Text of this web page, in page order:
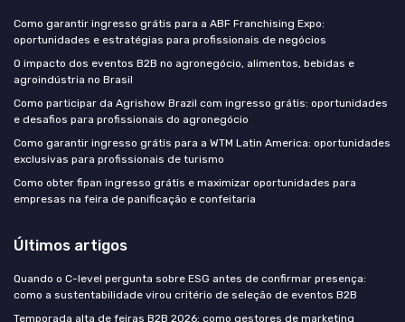
Como garantir ingresso grátis para a ABF Franchising Expo:
oportunidades e estratégias para profissionais de negócios
O impacto dos eventos B2B no agronegócio, alimentos, bebidas e
agroindústria no Brasil
Como participar da Agrishow Brazil com ingresso grátis: oportunidades
e desafios para profissionais do agronegócio
Como garantir ingresso grátis para a WTM Latin America: oportunidades
exclusivas para profissionais de turismo
Como obter fipan ingresso grátis e maximizar oportunidades para
empresas na feira de panificação e confeitaria
Últimos artigos
Quando o C-level pergunta sobre ESG antes de confirmar presença:
como a sustentabilidade virou critério de seleção de eventos B2B
Temporada alta de feiras B2B 2026: como gestores de marketing